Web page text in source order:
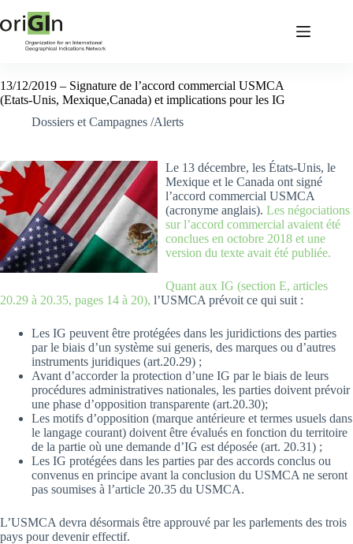
13/12/2019 – Signature de l’accord commercial USMCA
(Etats-Unis, Mexique,Canada) et implications pour les IG
Dossiers et Campagnes /Alerts
Le 13 décembre, les États-Unis, le
Mexique et le Canada ont signé
l’accord commercial USMCA
(acronyme anglais). Les négociations
sur l’accord commercial avaient été
conclues en octobre 2018 et une
version du texte avait été publiée.
Quant aux IG (section E, articles
20.29 à 20.35, pages 14 à 20), l’USMCA prévoit ce qui suit :
Les IG peuvent être protégées dans les juridictions des parties
par le biais d’un système sui generis, des marques ou d’autres
instruments juridiques (art.20.29) ;
Avant d’accorder la protection d’une IG par le biais de leurs
procédures administratives nationales, les parties doivent prévoir
une phase d’opposition transparente (art.20.30);
Les motifs d’opposition (marque antérieure et termes usuels dans
le langage courant) doivent être évalués en fonction du territoire
de la partie où une demande d’IG est déposée (art. 20.31) ;
Les IG protégées dans les parties par des accords conclus ou
convenus en principe avant la conclusion du USMCA ne seront
pas soumises à l’article 20.35 du USMCA.
L’USMCA devra désormais être approuvé par les parlements des trois
pays pour devenir effectif.